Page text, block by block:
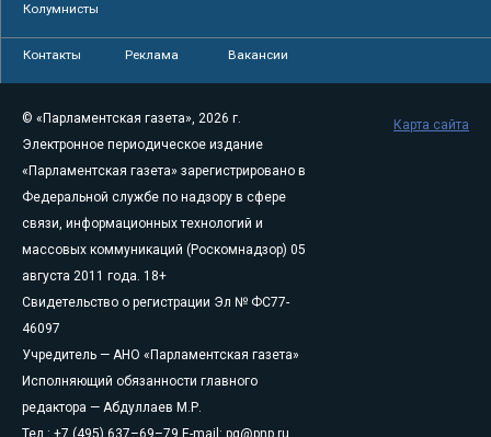
Колумнисты
Контакты Реклама Вакансии
© «Парламентская газета», 2026 г.
Электронное периодическое издание
«Парламентская газета» зарегистрировано в
Федеральной службе по надзору в сфере
связи, информационных технологий и
массовых коммуникаций (Роскомнадзор) 05
августа 2011 года. 18+
Свидетельство о регистрации Эл № ФС77-
46097
Учредитель — АНО «Парламентская газета»
Исполняющий обязанности главного
редактора — Абдуллаев М.Р.
Карта сайта